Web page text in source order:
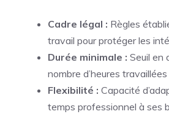
Cadre légal : Règles
travail pour protéger les
Durée minimale : Seuil en
nombre d’heures
Flexibilité : Capacité
temps professionnel à ses